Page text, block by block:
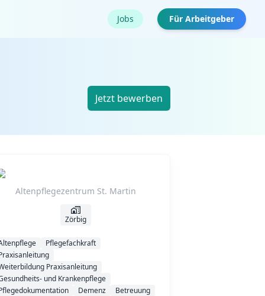
Jobs Für Arbeitgeber
Jetzt bewerben
Altenpflegezentrum St. Martin
Zörbig
Pflegefachkraft
Praxisanleitung
und Krankenpflege
Demenz
Betreuung